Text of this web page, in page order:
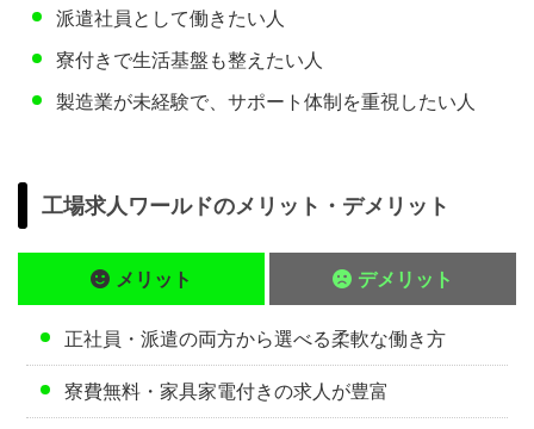
派遣社員として働きたい人
寮付きで生活基盤も整えたい人
製造業が未経験で、サポート体制を重視したい人
工場求人ワールドのメリット・デメリット
メリット デメリット
正社員・派遣の両方から選べる柔軟な働き方
寮費無料・家具家電付きの求人が豊富